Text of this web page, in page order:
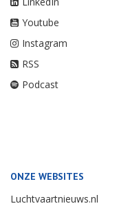
Youtube
Instagram
RSS
Podcast
ONZE WEBSITES
Luchtvaartnieuws.nl